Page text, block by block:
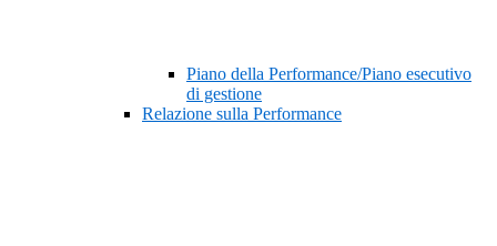
Piano della Performance/Piano esecutivo
di gestione
Relazione sulla Performance